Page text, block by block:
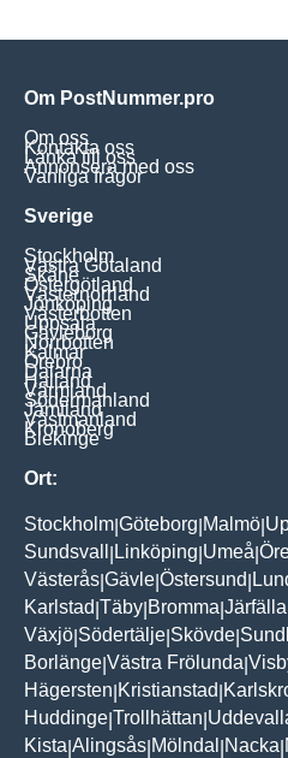
Om PostNummer.pro
Om oss
Kontakta oss
Länka till oss
Annonsera med oss
Vanliga frågor
Sverige
Stockholm
Västra Götaland
Skåne
Östergötland
Västernorrland
Jönköping
Västerbotten
Uppsala
Gävleborg
Norrbotten
Kalmar
Örebro
Dalarna
Halland
Värmland
Södermanland
Jämtland
Västmanland
Kronoberg
Blekinge
Ort:
Stockholm Göteborg Malmö
Sundsvall
Linköping Umeå
Västerås Gävle Östersund
Karlstad Täby Bromma Järfälla
Växjö Södertälje Skövde
Borlänge Västra Frölunda
Hägersten Kristianstad
Huddinge Trollhättan
Kista Alingsås Mölndal Nacka